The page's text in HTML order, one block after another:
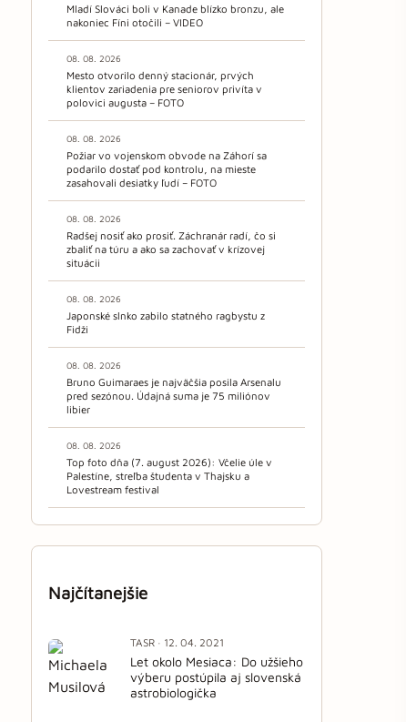
Mladí Slováci boli v Kanade blízko bronzu, ale
nakoniec Fíni otočili – VIDEO
08. 08. 2026
Mesto otvorilo denný stacionár, prvých
klientov zariadenia pre seniorov privíta v
polovici augusta – FOTO
08. 08. 2026
Požiar vo vojenskom obvode na Záhorí sa
podarilo dostať pod kontrolu, na mieste
zasahovali desiatky ľudí – FOTO
08. 08. 2026
Radšej nosiť ako prosiť. Záchranár radí, čo si
zbaliť na túru a ako sa zachovať v krízovej
situácii
08. 08. 2026
Japonské slnko zabilo statného ragbystu z
Fidži
08. 08. 2026
Bruno Guimaraes je najväčšia posila Arsenalu
pred sezónou. Údajná suma je 75 miliónov
libier
08. 08. 2026
Top foto dňa (7. august 2026): Včelie úle v
Palestíne, streľba študenta v Thajsku a
Lovestream festival
Najčítanejšie
TASR · 12. 04. 2021
Let okolo Mesiaca: Do užšieho
výberu postúpila aj slovenská
astrobiologička